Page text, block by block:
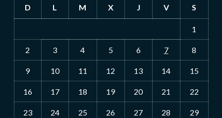
D L M X J V S
1
2 3 4 5 6 7 8
9 10 11 12 13 14 15
16 17 18 19 20 21 22
23 24 25 26 27 28 29